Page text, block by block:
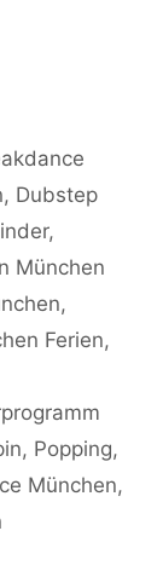
, Dubstep
,
München
,
Ferien,
, Popping,
München,